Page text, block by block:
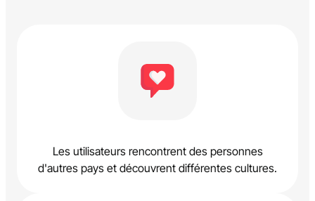
Les utilisateurs rencontrent des personnes
d'autres pays et découvrent différentes cultures.